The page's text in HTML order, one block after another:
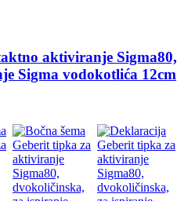
aktiviranje Sigma80,
Sigma vodokotlića 12cm